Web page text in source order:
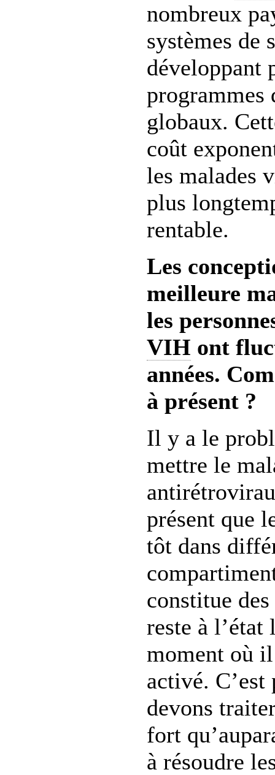
nombreux
systèmes de
développant
programmes
globaux.
coût
les malades
plus
rentable.
Les
meilleure
les
VIH ont
années.
à présent ?
Il y a le
mettre le
présent que
tôt dans
constitue
reste à l’état
moment où
activé. C’est
devons
fort
à résoudre